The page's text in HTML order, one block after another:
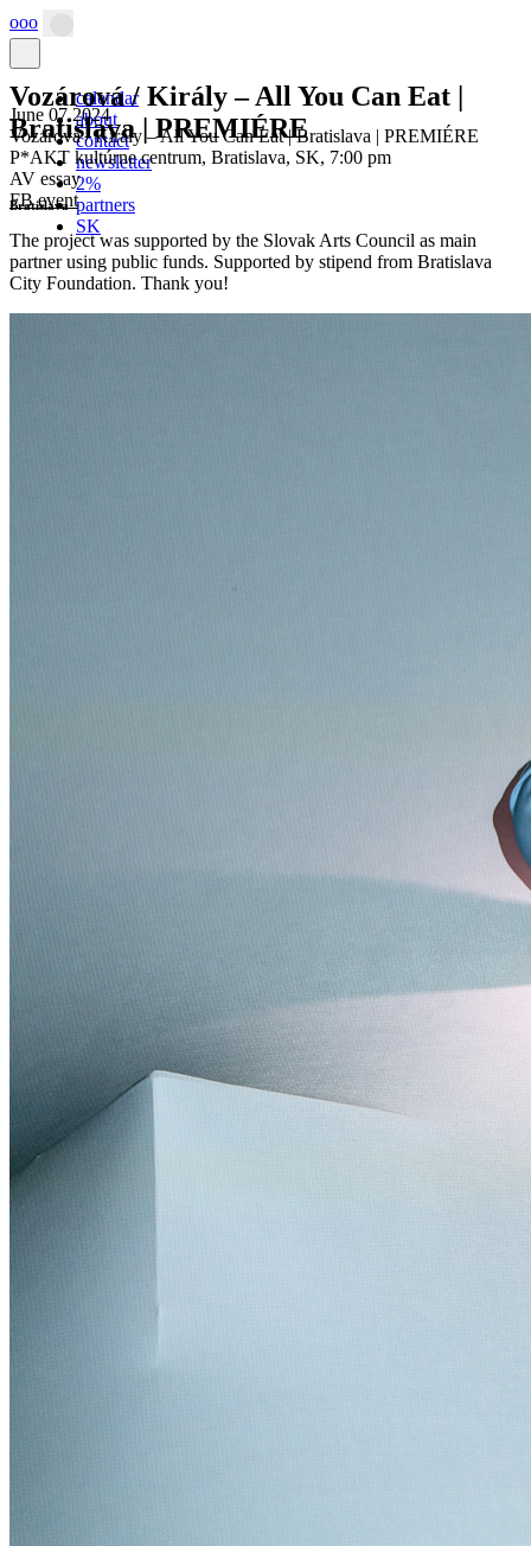
ooo
Main
Navigation
calendar
about
contact
newsletter
2%
partners
SK
Vozárová / Király – All You Can Eat |
Bratislava | PREMIÉRE
Bratislava
June 07 2024
Vozárová / Király – All You Can Eat | Bratislava | PREMIÉRE
P*AKT kultúrne centrum, Bratislava, SK, 7:00 pm
AV essay
FB event
The project was supported by the Slovak Arts Council as main
partner using public funds. Supported by stipend from Bratislava
City Foundation. Thank you!